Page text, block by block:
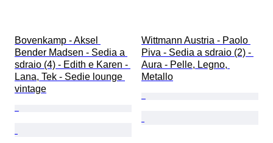
Bovenkamp - Aksel
Bender Madsen - Sedia a
sdraio (4) - Edith e Karen -
Lana, Tek - Sedie lounge
vintage
Wittmann Austria - Paolo
Piva - Sedia a sdraio (2) -
Aura - Pelle, Legno,
Metallo